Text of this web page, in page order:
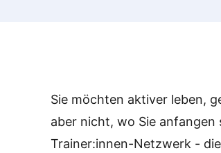
Sie möchten aktiver leben,
aber nicht, wo Sie anfangen
Trainer:innen-Netzwerk -